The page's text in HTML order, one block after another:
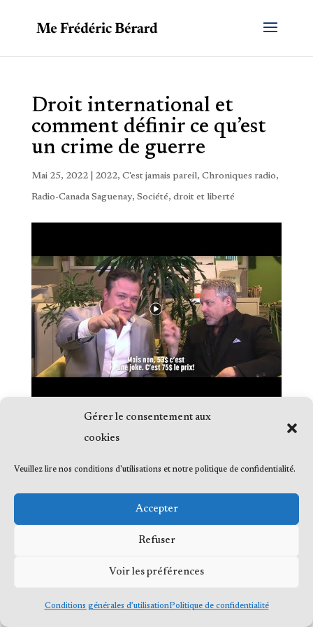
Gérer le consentement aux
cookies
Veuillez lire nos conditions d'utilisations et notre politique de confidentialité.
Accepter
Refuser
Voir les préférences
Conditions générales d’utilisationPolitique de confidentialité
Droit international et
comment définir ce qu’est
un crime de guerre
Mai 25, 2022| 2022, C'est jamais pareil, Chroniques radio,
Radio-Canada Saguenay, Société, droit et liberté